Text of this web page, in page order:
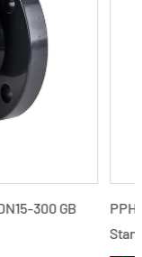
Valve DN15-300 GB